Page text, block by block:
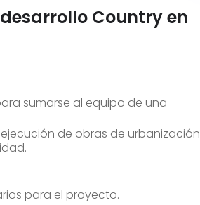
Country en
sumarse al equipo de una
de obras de
para el proyecto.